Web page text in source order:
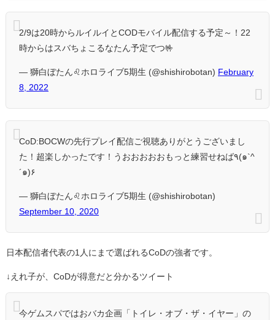
2/9は20時からルイルイとCODモバイル配信する予定～！22
時からはスバちょこるなたん予定でつ🤟
— 獅白ぼたん♌ホロライブ5期生 (@shishirobotan) February
8, 2022
CoD:BOCWの先行プレイ配信ご視聴ありがとうございまし
た！超楽しかったです！うおおおおおもっと練習せねば٩(๑`^
´๑)۶
— 獅白ぼたん♌ホロライブ5期生 (@shishirobotan)
September 10, 2020
日本配信者代表の1人にまで選ばれるCoDの強者です。
↓えれ子が、CoDが得意だと分かるツイート
今ゲムスパではおバカ企画「トイレ・オブ・ザ・イヤー」の